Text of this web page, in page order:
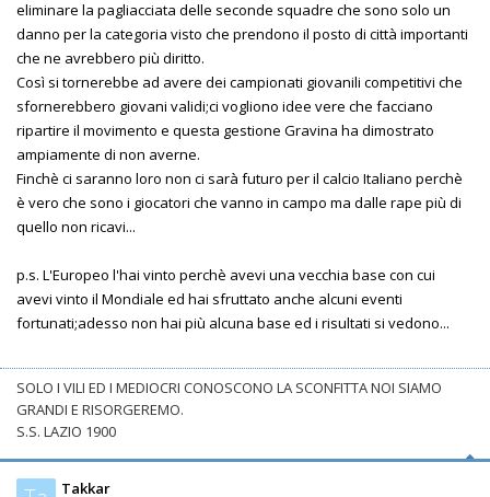
eliminare la pagliacciata delle seconde squadre che sono solo un
danno per la categoria visto che prendono il posto di città importanti
che ne avrebbero più diritto.
Così si tornerebbe ad avere dei campionati giovanili competitivi che
sfornerebbero giovani validi;ci vogliono idee vere che facciano
ripartire il movimento e questa gestione Gravina ha dimostrato
ampiamente di non averne.
Finchè ci saranno loro non ci sarà futuro per il calcio Italiano perchè
è vero che sono i giocatori che vanno in campo ma dalle rape più di
quello non ricavi...
p.s. L'Europeo l'hai vinto perchè avevi una vecchia base con cui
avevi vinto il Mondiale ed hai sfruttato anche alcuni eventi
fortunati;adesso non hai più alcuna base ed i risultati si vedono...
SOLO I VILI ED I MEDIOCRI CONOSCONO LA SCONFITTA NOI SIAMO
GRANDI E RISORGEREMO.
S.S. LAZIO 1900
Takkar